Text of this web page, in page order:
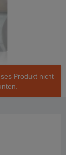
Produkt nicht